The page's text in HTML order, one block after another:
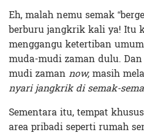
Eh, malah nemu semak
berburu jangkrik kali ya! Itu
menggangu ketertiban
muda-mudi zaman dulu.
mudi zaman now,masih
nyari jangkrik di semak-
Sementara itu, tempat
area pribadi seperti rumah